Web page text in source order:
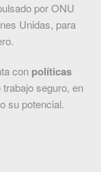
por ONU
Unidas, para
conpolíticas
seguro, en
su potencial.